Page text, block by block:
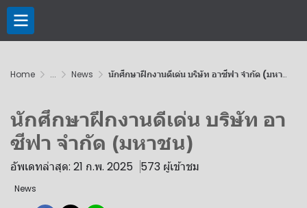
Home ... News นักศึกษาฝึกงานดีเด่น บริษัท อาซีฟา จำกัด (มหาชน)
นักศึกษาฝึกงานดีเด่น บริษัท อา
ซีฟา จำกัด (มหาชน)
อัพเดทล่าสุด: 21 ก.พ. 2025 573 ผู้เข้าชม
News